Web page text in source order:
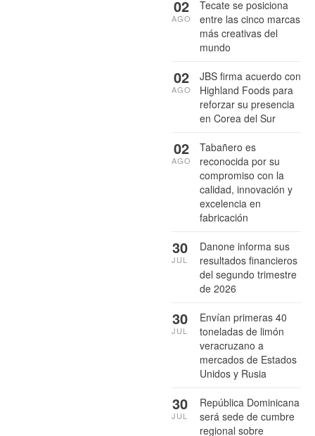
Tecate se posiciona
entre las cinco marcas
más creativas del
mundo
02
AGO
JBS firma acuerdo con
Highland Foods para
reforzar su presencia
en Corea del Sur
02
AGO
Tabañero es
reconocida por su
compromiso con la
calidad, innovación y
excelencia en
fabricación
02
AGO
Danone informa sus
resultados financieros
del segundo trimestre
de 2026
30
JUL
Envían primeras 40
toneladas de limón
veracruzano a
mercados de Estados
Unidos y Rusia
30
JUL
República Dominicana
será sede de cumbre
regional sobre
30
JUL